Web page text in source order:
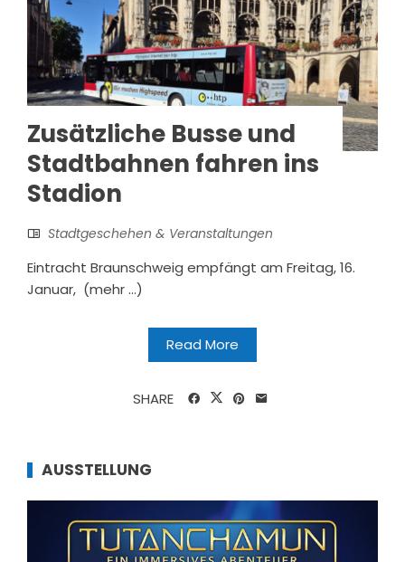
Zusätzliche Busse und
Stadtbahnen fahren ins
Stadion
Stadtgeschehen & Veranstaltungen
Eintracht Braunschweig empfängt am Freitag, 16.
Januar, (mehr …)
Read More
SHARE
AUSSTELLUNG